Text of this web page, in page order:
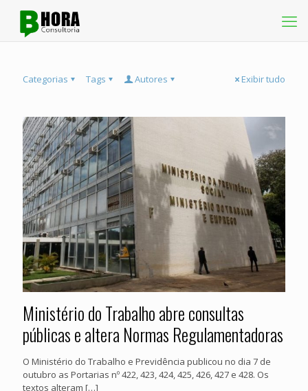
Categorias Tags Autores Exibir tudo
Ministério do Trabalho abre consultas
públicas e altera Normas Regulamentadoras
O Ministério do Trabalho e Previdência publicou no dia 7 de
outubro as Portarias nº 422, 423, 424, 425, 426, 427 e 428. Os
textos alteram […]